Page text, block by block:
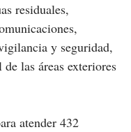
residuales,
y seguridad,
las áreas exteriores
atender 432